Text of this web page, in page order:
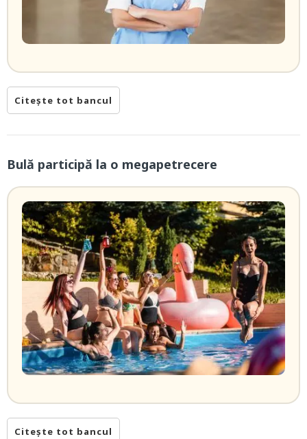
Citește tot bancul
Bulă participă la o megapetrecere
Citește tot bancul